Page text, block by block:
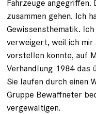
Fahrzeuge angegriffen.
zusammen gehen. Ich
Gewissensthematik.
verweigert, weil ich mir
vorstellen konnte, auf
Verhandlung 1984 das
Sie laufen durch einen
Gruppe Bewaffneter
vergewaltigen.